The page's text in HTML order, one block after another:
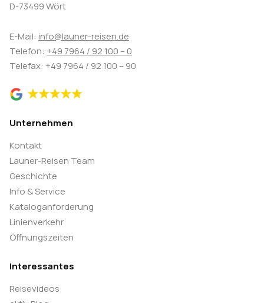
liegt Jurmala, das größte Ostseebad des Baltikums.
wird, war einst mondäner Badeort von reichen
Rigenser. Aber auch Sommergäste aus den
verbrachten im bekannten Seebad ihren Urlaub.
Riga wird heute noch als Tor zum „Westen“
bezeichnet.Wir verbringen noch ca. 1 Stunde am
Strand zum Baden, Radfahren oder Relaxen mit Eis
und kühlen Getränken. Danach geht es weiter durch
Jurmala zum Bustreff und Radverladung. Dieser
bringt uns dann zum Hotel. (F/-/A)
8. Tag: Riga - Schloss Rundale - Mezotne
Raus aus der Hauptstadt und rauf aufs Rad. Unsere
D-73499 Wört
E-Mail: info@launer-reisen.de
Telefon: +49 7964 / 92 100 – 0
Telefax: +49 7964 / 92 100 – 90
Unternehmen
Kontakt
Launer-Reisen Team
Geschichte
Info & Service
Kataloganforderung
Linienverkehr
Öffnungszeiten
Interessantes
Reisevideos